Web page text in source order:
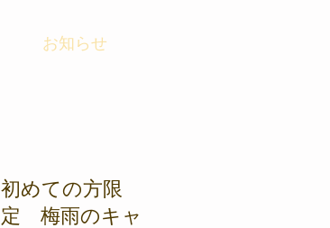
お知らせ
初めての方限
定 梅雨のキャ